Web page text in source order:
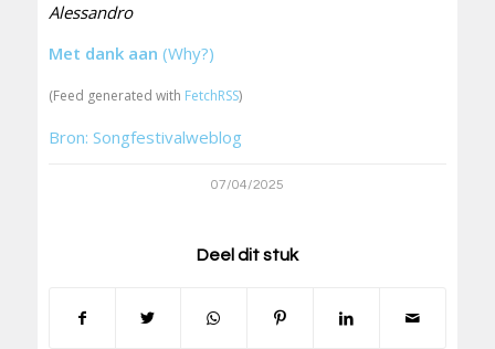
Alessandro
Met dank aan (Why?)
(Feed generated with FetchRSS)
Bron: Songfestivalweblog
07/04/2025
Deel dit stuk